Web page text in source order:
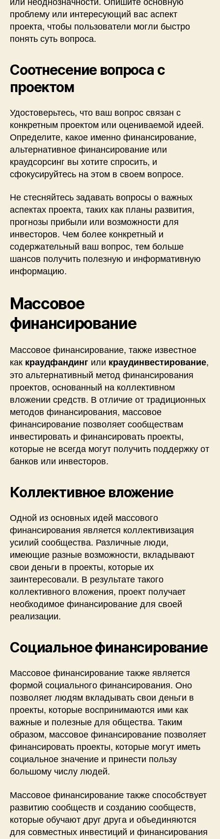
проблему или интересующий вас аспект
проекта, чтобы пользователи могли быстро
понять суть вопроса.
Соотнесение вопроса с
проектом
Удостоверьтесь, что ваш вопрос связан с
конкретным проектом или оцениваемой идеей.
Определите, какое именно финансирование,
альтернативное финансирование или
краудсорсинг вы хотите спросить, и
сфокусируйтесь на этом в своем вопросе.
Не стесняйтесь задавать вопросы о важных
аспектах проекта, таких как планы развития,
прогнозы прибыли или возможности для
инвесторов. Чем более конкретный и
содержательный ваш вопрос, тем больше
шансов получить полезную и информативную
информацию.
Массовое
финансирование
Массовое финансирование, также известное
как краудфандинг или краудинвестирование,
это альтернативный метод финансирования
проектов, основанный на коллективном
вложении средств. В отличие от традиционных
методов финансирования, массовое
финансирование позволяет сообществам
инвестировать и финансировать проекты,
которые не всегда могут получить поддержку от
банков или инвесторов.
Коллективное вложение
Одной из основных идей массового
финансирования является коллективизация
усилий сообщества. Различные люди,
имеющие разные возможности, вкладывают
свои деньги в проекты, которые их
заинтересовали. В результате такого
коллективного вложения, проект получает
необходимое финансирование для своей
реализации.
Социальное финансирование
Массовое финансирование также является
формой социального финансирования. Оно
позволяет людям вкладывать свои деньги в
проекты, которые воспринимаются ими как
важные и полезные для общества. Таким
образом, массовое финансирование позволяет
финансировать проекты, которые могут иметь
социальное значение и принести пользу
большому числу людей.
Массовое финансирование также способствует
развитию сообществ и созданию сообществ,
которые обучают друг друга и объединяются
для совместных инвестиций и финансирования